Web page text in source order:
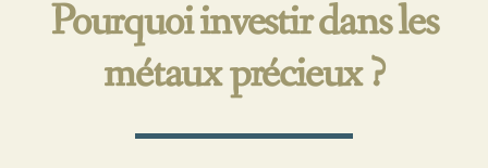
Pourquoi investir dans les
métaux précieux ?